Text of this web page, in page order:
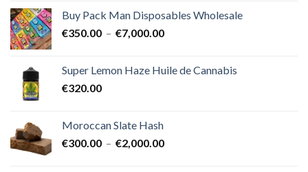
€400.00
à
Buy Pack Man Disposables Wholesale
€350.00 – €7,000.00Plage
€350.00
Super Lemon Haze Huile de Cannabis
€320.00
Moroccan Slate Hash
€300.00 – €2,000.00Plage